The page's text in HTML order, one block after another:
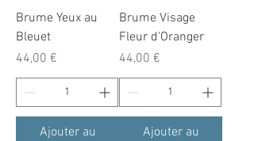
Brume Yeux au
Bleuet
Prix
44,00 €
Ajouter au
Brume Visage
Fleur d'Oranger
Prix
44,00 €
Ajouter au